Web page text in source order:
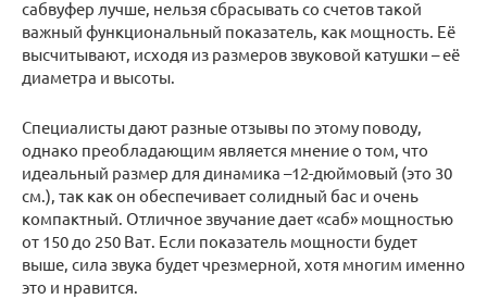
сабвуфер лучше, нельзя сбрасывать со счетов такой
важный функциональный показатель, как мощность. Её
высчитывают, исходя из размеров звуковой катушки – её
диаметра и высоты.
Специалисты дают разные отзывы по этому поводу,
однако преобладающим является мнение о том, что
идеальный размер для динамика –12-дюймовый (это 30
см.), так как он обеспечивает солидный бас и очень
компактный. Отличное звучание дает «саб» мощностью
от 150 до 250 Ват. Если показатель мощности будет
выше, сила звука будет чрезмерной, хотя многим именно
это и нравится.